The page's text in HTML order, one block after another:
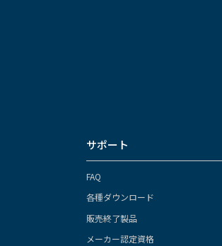
サポート
FAQ
各種ダウンロード
販売終了製品
メーカー認定資格